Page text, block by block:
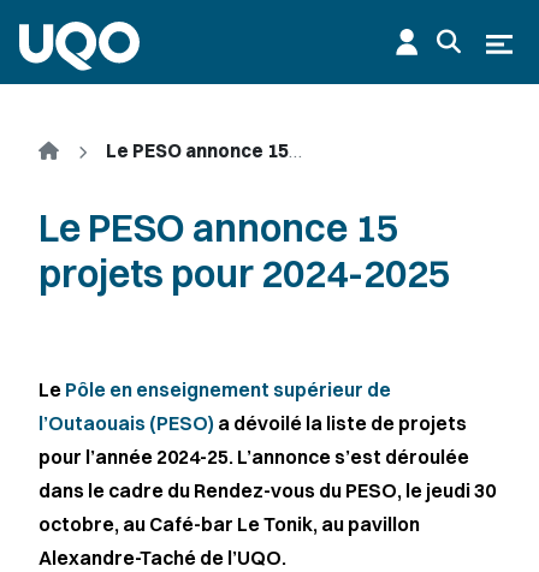
Accueil Le PESO annonce 15 projets pour 2024-2025
Le PESO annonce 15
projets pour 2024-2025
Le Pôle en enseignement supérieur de
l’Outaouais (PESO) a dévoilé la liste de projets
pour l’année 2024-25. L’annonce s’est déroulée
dans le cadre du Rendez-vous du PESO, le jeudi 30
octobre, au Café-bar Le Tonik, au pavillon
Alexandre-Taché de l’UQO.